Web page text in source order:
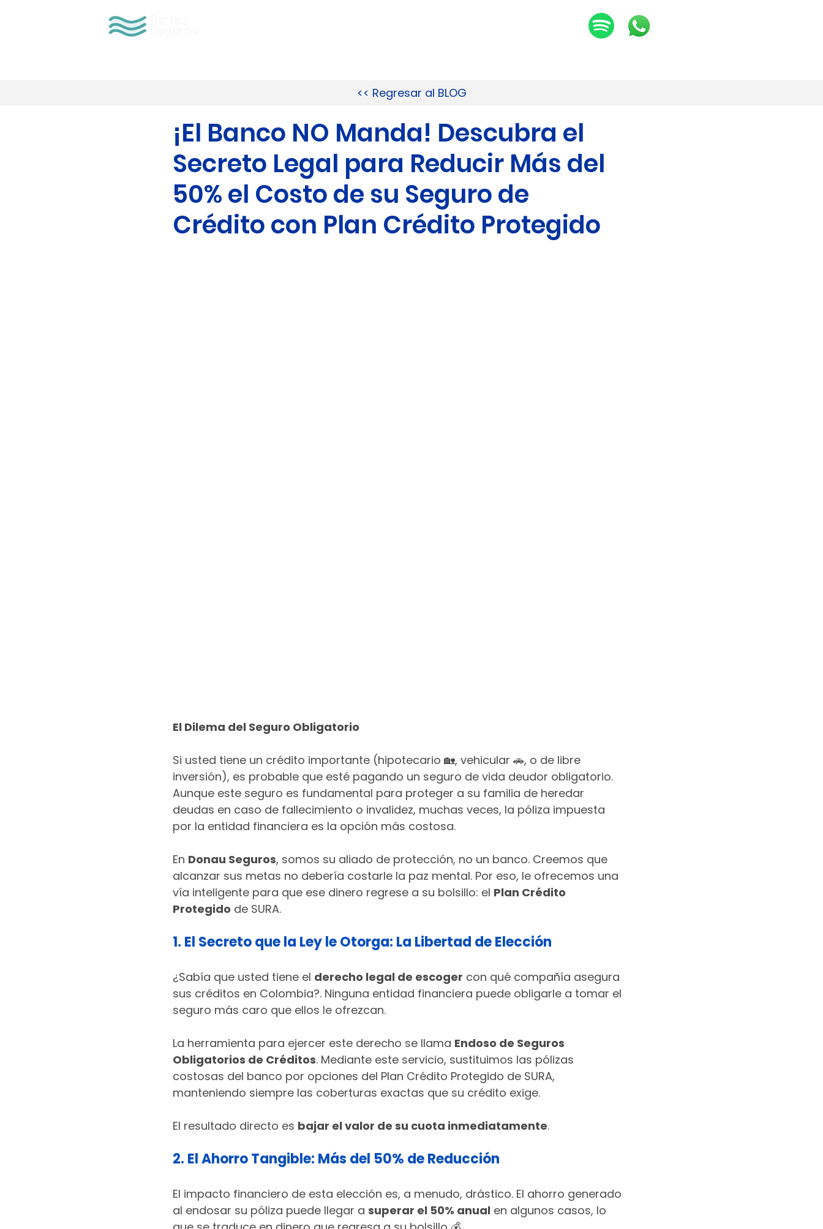
<< Regresar al BLOG
¡El Banco NO Manda! Descubra el
Secreto Legal para Reducir Más del
50% el Costo de su Seguro de
Crédito con Plan Crédito Protegido
El Dilema del Seguro Obligatorio
Si usted tiene un crédito importante (hipotecario 🏡, vehicular 🚗, o de libre
inversión), es probable que esté pagando un seguro de vida deudor obligatorio.
Aunque este seguro es fundamental para proteger a su familia de heredar
deudas en caso de fallecimiento o invalidez, muchas veces, la póliza impuesta
por la entidad financiera es la opción más costosa.
En Donau Seguros, somos su aliado de protección, no un banco. Creemos que
alcanzar sus metas no debería costarle la paz mental. Por eso, le ofrecemos una
vía inteligente para que ese dinero regrese a su bolsillo: el Plan Crédito
Protegido de SURA.
1. El Secreto que la Ley le Otorga: La Libertad de Elección
¿Sabía que usted tiene el derecho legal de escoger con qué compañía asegura
sus créditos en Colombia?. Ninguna entidad financiera puede obligarle a tomar el
seguro más caro que ellos le ofrezcan.
La herramienta para ejercer este derecho se llama Endoso de Seguros
Obligatorios de Créditos. Mediante este servicio, sustituimos las pólizas
costosas del banco por opciones del Plan Crédito Protegido de SURA,
manteniendo siempre las coberturas exactas que su crédito exige.
El resultado directo es bajar el valor de su cuota inmediatamente.
2. El Ahorro Tangible: Más del 50% de Reducción
El impacto financiero de esta elección es, a menudo, drástico. El ahorro generado
al endosar su póliza puede llegar a superar el 50% anual en algunos casos, lo